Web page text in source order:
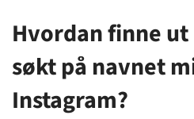
Hvordan finne
søkt på navnet
Instagram?